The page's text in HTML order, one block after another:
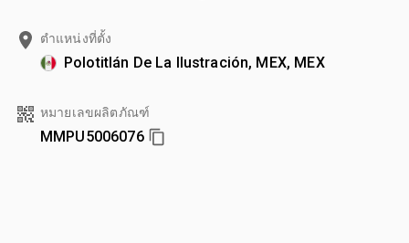
ตำแหน่งที่ตั้ง
Polotitlán De La Ilustración, MEX, MEX
หมายเลขผลิตภัณฑ์
MMPU5006076